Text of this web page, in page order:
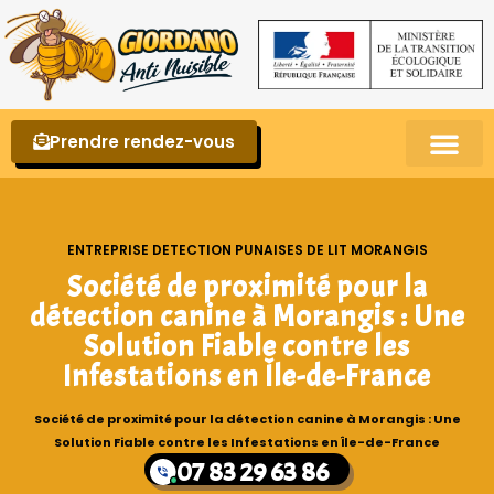
Prendre rendez-vous
ENTREPRISE DETECTION PUNAISES DE LIT MORANGIS
Société de proximité pour la
détection canine à Morangis : Une
Solution Fiable contre les
Infestations en Île-de-France
Société de proximité pour la détection canine à Morangis : Une
Solution Fiable contre les Infestations en Île-de-France
07 83 29 63 86